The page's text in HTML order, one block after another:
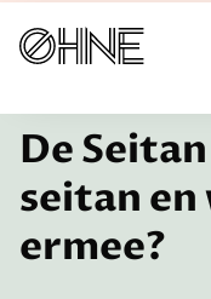
← Inspiratie
De
seitan
ermee?